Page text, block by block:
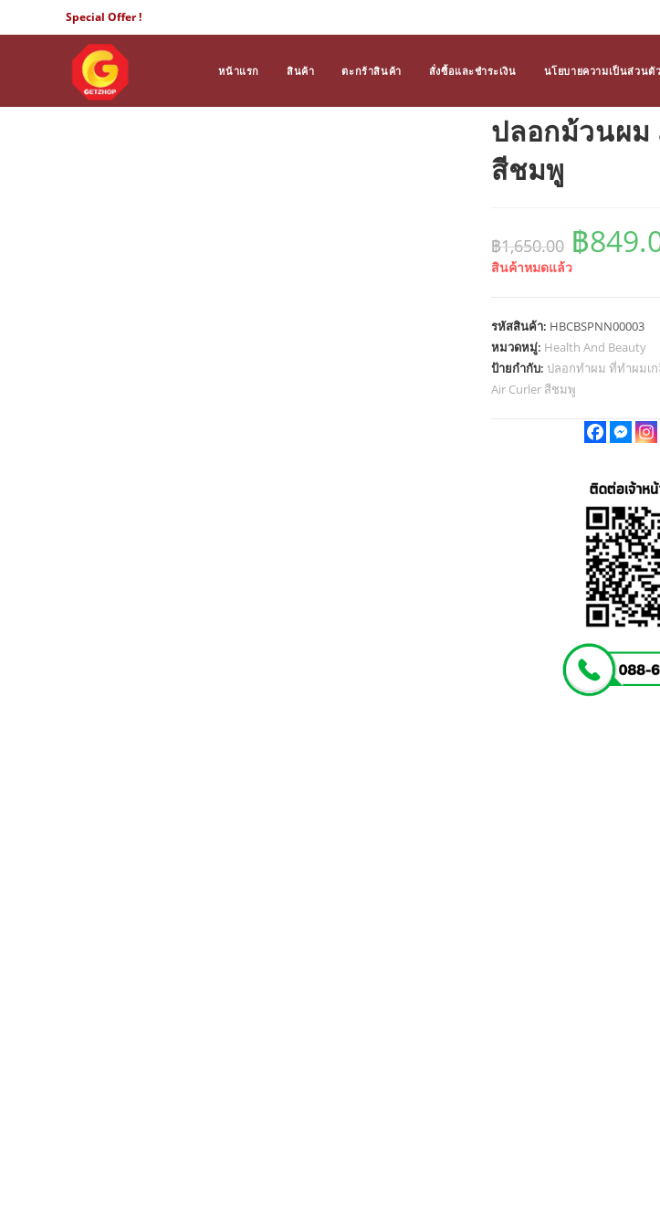
to
Special Offer !
หน้าแรก สินค้า ตะกร้าสินค้า สั่งซื้อและชำระเงิน นโยบายความเป็นส่วนตัว
ปลอกม้วนผม
สีชมพู
฿1,650.00
Original
price
was:
฿1,650.00.
฿
สินค้าหมดแล้ว
รหัสสินค้า: HBCBSPNN00003
หมวดหมู่: Health And Beauty
ป้ายกำกับ:ปลอกทำผม ที่ทำผมเ
Air Curler สีชมพู